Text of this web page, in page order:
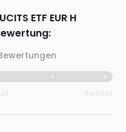
ETF EUR H